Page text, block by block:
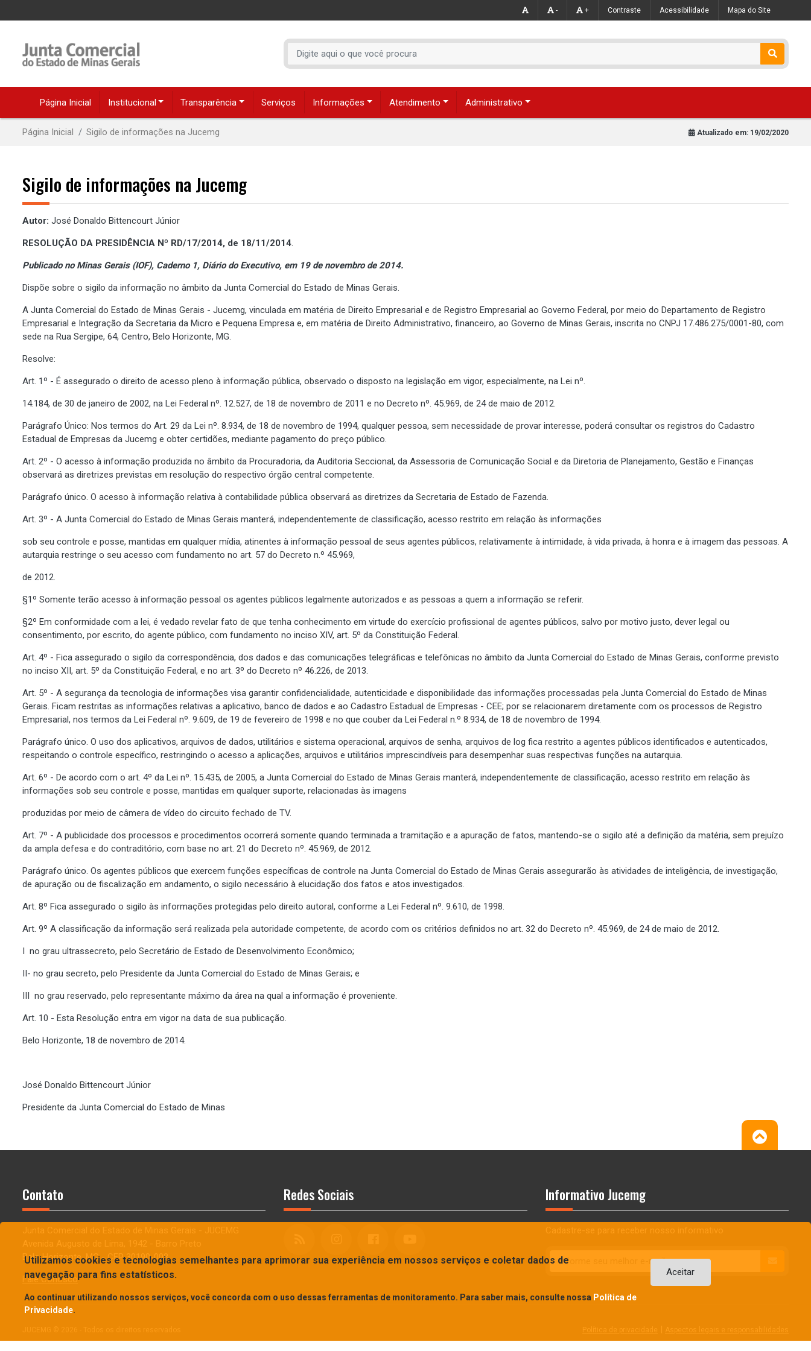
- + Contraste Acessibilidade Mapa do Site
Página Inicial Institucional Transparência Serviços Informações Atendimento Administrativo
Página Inicial Sigilo de informações na Jucemg Atualizado em: 19/02/2020
Sigilo de informações na Jucemg
Autor: José Donaldo Bittencourt Júnior
RESOLUÇÃO DA PRESIDÊNCIA Nº RD/17/2014, de 18/11/2014.
Publicado no Minas Gerais (IOF), Caderno 1, Diário do Executivo, em 19 de novembro de 2014.
Dispõe sobre o sigilo da informação no âmbito da Junta Comercial do Estado de Minas Gerais.
A Junta Comercial do Estado de Minas Gerais - Jucemg, vinculada em matéria de Direito Empresarial e de Registro Empresarial ao Governo Federal, por meio do Departamento de Registro
Empresarial e Integração da Secretaria da Micro e Pequena Empresa e, em matéria de Direito Administrativo, financeiro, ao Governo de Minas Gerais, inscrita no CNPJ 17.486.275/0001-80, com
sede na Rua Sergipe, 64, Centro, Belo Horizonte, MG.
Resolve:
Art. 1º - É assegurado o direito de acesso pleno à informação pública, observado o disposto na legislação em vigor, especialmente, na Lei nº.
14.184, de 30 de janeiro de 2002, na Lei Federal nº. 12.527, de 18 de novembro de 2011 e no Decreto nº. 45.969, de 24 de maio de 2012.
Parágrafo Único: Nos termos do Art. 29 da Lei nº. 8.934, de 18 de novembro de 1994, qualquer pessoa, sem necessidade de provar interesse, poderá consultar os registros do Cadastro
Estadual de Empresas da Jucemg e obter certidões, mediante pagamento do preço público.
Art. 2º - O acesso à informação produzida no âmbito da Procuradoria, da Auditoria Seccional, da Assessoria de Comunicação Social e da Diretoria de Planejamento, Gestão e Finanças
observará as diretrizes previstas em resolução do respectivo órgão central competente.
Parágrafo único. O acesso à informação relativa à contabilidade pública observará as diretrizes da Secretaria de Estado de Fazenda.
Art. 3º - A Junta Comercial do Estado de Minas Gerais manterá, independentemente de classificação, acesso restrito em relação às informações
sob seu controle e posse, mantidas em qualquer mídia, atinentes à informação pessoal de seus agentes públicos, relativamente à intimidade, à vida privada, à honra e à imagem das pessoas. A
autarquia restringe o seu acesso com fundamento no art. 57 do Decreto n.º 45.969,
de 2012.
§1º Somente terão acesso à informação pessoal os agentes públicos legalmente autorizados e as pessoas a quem a informação se referir.
§2º Em conformidade com a lei, é vedado revelar fato de que tenha conhecimento em virtude do exercício profissional de agentes públicos, salvo por motivo justo, dever legal ou
consentimento, por escrito, do agente público, com fundamento no inciso XIV, art. 5º da Constituição Federal.
Art. 4º - Fica assegurado o sigilo da correspondência, dos dados e das comunicações telegráficas e telefônicas no âmbito da Junta Comercial do Estado de Minas Gerais, conforme previsto
no inciso XII, art. 5º da Constituição Federal, e no art. 3º do Decreto nº 46.226, de 2013.
Art. 5º - A segurança da tecnologia de informações visa garantir confidencialidade, autenticidade e disponibilidade das informações processadas pela Junta Comercial do Estado de Minas
Gerais. Ficam restritas as informações relativas a aplicativo, banco de dados e ao Cadastro Estadual de Empresas - CEE; por se relacionarem diretamente com os processos de Registro
Empresarial, nos termos da Lei Federal nº. 9.609, de 19 de fevereiro de 1998 e no que couber da Lei Federal n.º 8.934, de 18 de novembro de 1994.
Parágrafo único. O uso dos aplicativos, arquivos de dados, utilitários e sistema operacional, arquivos de senha, arquivos de log fica restrito a agentes públicos identificados e autenticados,
respeitando o controle específico, restringindo o acesso a aplicações, arquivos e utilitários imprescindíveis para desempenhar suas respectivas funções na autarquia.
Art. 6º - De acordo com o art. 4º da Lei nº. 15.435, de 2005, a Junta Comercial do Estado de Minas Gerais manterá, independentemente de classificação, acesso restrito em relação às
informações sob seu controle e posse, mantidas em qualquer suporte, relacionadas às imagens
produzidas por meio de câmera de vídeo do circuito fechado de TV.
Art. 7º - A publicidade dos processos e procedimentos ocorrerá somente quando terminada a tramitação e a apuração de fatos, mantendo-se o sigilo até a definição da matéria, sem prejuízo
da ampla defesa e do contraditório, com base no art. 21 do Decreto nº. 45.969, de 2012.
Parágrafo único. Os agentes públicos que exercem funções específicas de controle na Junta Comercial do Estado de Minas Gerais assegurarão às atividades de inteligência, de investigação,
de apuração ou de fiscalização em andamento, o sigilo necessário à elucidação dos fatos e atos investigados.
Art. 8º Fica assegurado o sigilo às informações protegidas pelo direito autoral, conforme a Lei Federal nº. 9.610, de 1998.
Art. 9º A classificação da informação será realizada pela autoridade competente, de acordo com os critérios definidos no art. 32 do Decreto nº. 45.969, de 24 de maio de 2012.
I  no grau ultrassecreto, pelo Secretário de Estado de Desenvolvimento Econômico;
II- no grau secreto, pelo Presidente da Junta Comercial do Estado de Minas Gerais; e
III  no grau reservado, pelo representante máximo da área na qual a informação é proveniente.
Art. 10 - Esta Resolução entra em vigor na data de sua publicação.
Belo Horizonte, 18 de novembro de 2014.
José Donaldo Bittencourt Júnior
Presidente da Junta Comercial do Estado de Minas
Contato
Belo Horizonte, MG - CEP 30190-008
Fale Conosco
Redes Sociais Informativo Jucemg
Utilizamos cookies e tecnologias semelhantes para aprimorar sua experiência em nossos serviços e coletar dados de
navegação para fins estatísticos.
Ao continuar utilizando nossos serviços, você concorda com o uso dessas ferramentas de monitoramento. Para saber mais, consulte nossa Política de
Privacidade.
Aceitar